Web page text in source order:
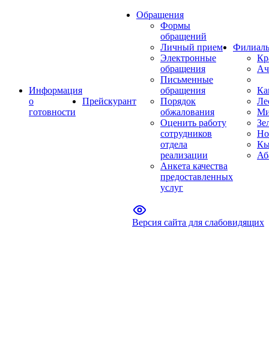
Информация
о
готовности
Прейскурант
Обращения
Формы
обращений
Личный прием
Электронные
обращения
Письменные
обращения
Порядок
обжалования
Оценить работу
сотрудников
отдела
реализации
Анкета качества
предоставленных
услуг
Версия сайта для слабовидящих